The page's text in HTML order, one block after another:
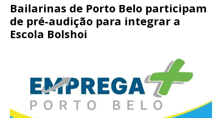
Bailarinas de Porto Belo participam
de pré-audição para integrar a
Escola Bolshoi